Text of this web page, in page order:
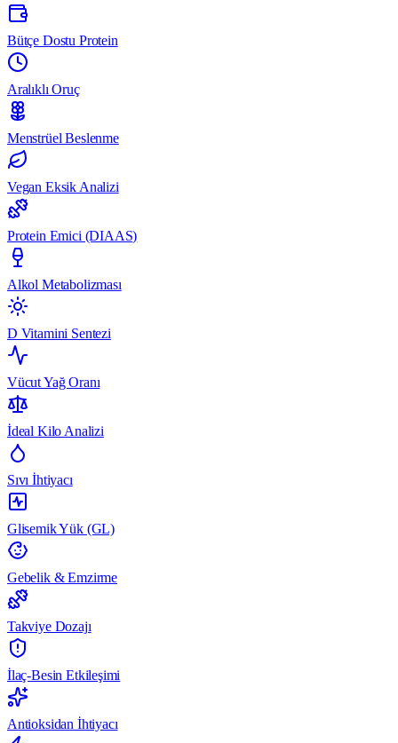
Bütçe Dostu Protein
Aralıklı Oruç
Menstrüel Beslenme
Vegan Eksik Analizi
Protein Emici (DIAAS)
Alkol Metabolizması
D Vitamini Sentezi
Vücut Yağ Oranı
İdeal Kilo Analizi
Sıvı İhtiyacı
Glisemik Yük (GL)
Gebelik & Emzirme
Takviye Dozajı
İlaç-Besin Etkileşimi
Antioksidan İhtiyacı